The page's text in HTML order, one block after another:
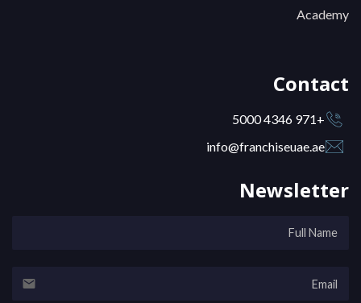
Academy
Contact
+971 4346 5000
info@franchiseuae.ae
Newsletter
email